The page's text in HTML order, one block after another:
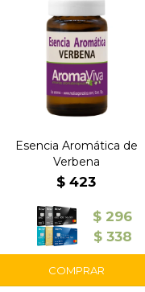
Esencia Aromática de
Verbena
$ 423
$ 296
$ 338